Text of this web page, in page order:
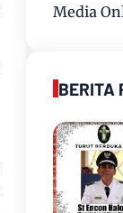
Media
BERITA